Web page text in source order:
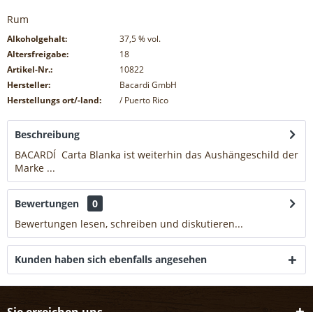
Rum
Alkoholgehalt: 37,5% vol.
Altersfreigabe:
18
Artikel-Nr.:
10822
Hersteller:
Bacardi GmbH
Herstellungs ort/-land:
/ Puerto Rico
Beschreibung
BACARDÍ Carta Blanka ist weiterhin das Aushängeschild der
Marke ...
Bewertungen
0
Bewertungen lesen, schreiben und diskutieren...
Kunden haben sich ebenfalls angesehen